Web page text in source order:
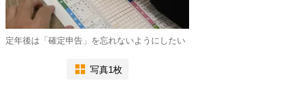
定年後は「確定申告」を忘れないようにしたい
写真1枚